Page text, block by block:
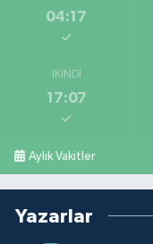
04:17
İKINDI
17:07
Aylık Vakitler
Yazarlar